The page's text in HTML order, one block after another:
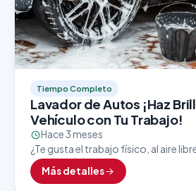
Tiempo Completo
Lavador de Autos ¡Haz
Vehículo con Tu Trabajo!
Hace 3 meses
¿Te gusta el trabajo físico, al aire
inmediatos? Esta vacante como
ideal para personas detallistas,
Más detalles